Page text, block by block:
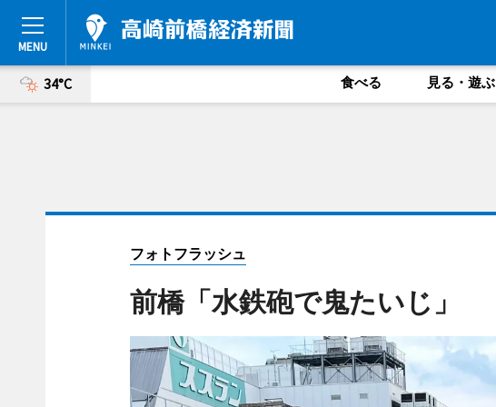
34°C 食べる 見る・遊ぶ
フォトフラッシュ
前橋「水鉄砲で鬼たいじ」